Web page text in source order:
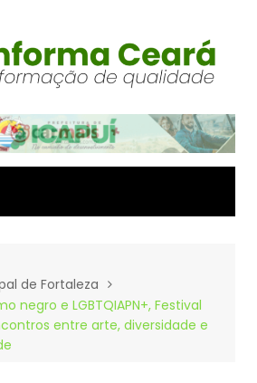
de Fortaleza
negro e LGBTQIAPN+, Festival
entre arte, diversidade e